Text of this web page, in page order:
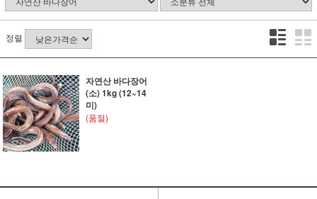
정렬
자연산 바다장어
(소) 1kg (12~14
미)
(품절)